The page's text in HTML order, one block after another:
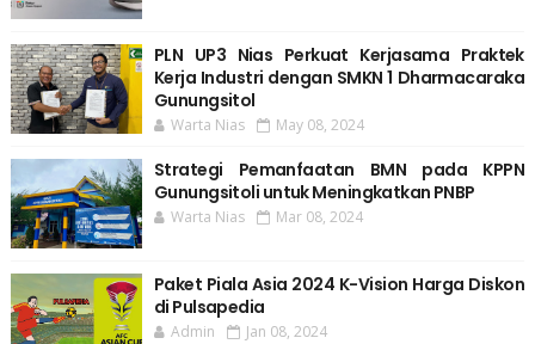
PLN UP3 Nias Perkuat Kerjasama Praktek
Kerja Industri dengan SMKN 1 Dharmacaraka
Gunungsitol
Warta Nias May 08, 2024
Strategi Pemanfaatan BMN pada KPPN
Gunungsitoli untuk Meningkatkan PNBP
Warta Nias Mar 08, 2024
Paket Piala Asia 2024 K-Vision Harga Diskon
di Pulsapedia
Admin Jan 08, 2024